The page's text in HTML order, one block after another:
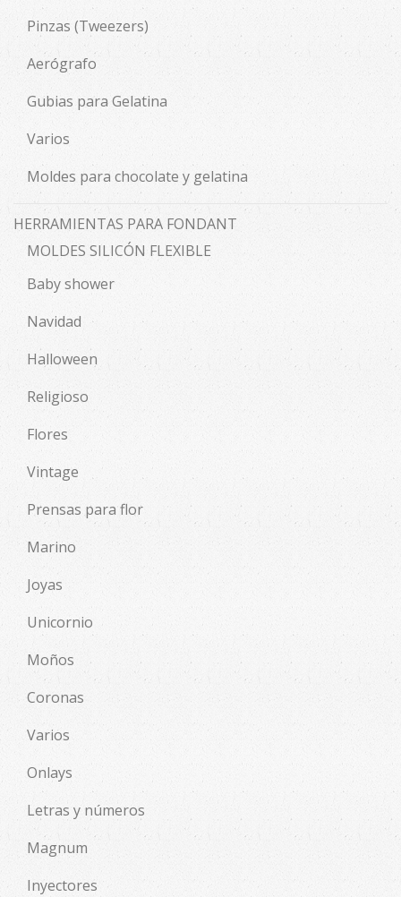
Pinzas (Tweezers)
Aerógrafo
Gubias para Gelatina
Varios
Moldes para chocolate y gelatina
HERRAMIENTAS PARA FONDANT
MOLDES SILICÓN FLEXIBLE
Baby shower
Navidad
Halloween
Religioso
Flores
Vintage
Prensas para flor
Marino
Joyas
Unicornio
Moños
Coronas
Varios
Onlays
Letras y números
Magnum
Inyectores